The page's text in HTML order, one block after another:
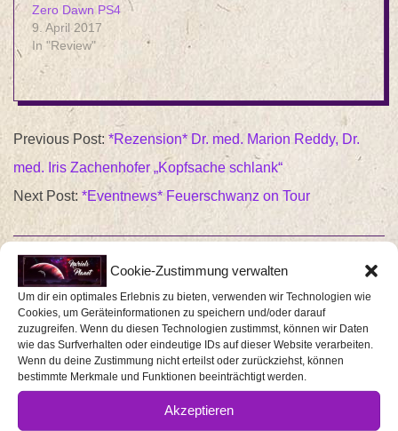
Cookie-Zustimmung verwalten
Um dir ein optimales Erlebnis zu bieten, verwenden wir Technologien wie
Cookies, um Geräteinformationen zu speichern und/oder darauf
zuzugreifen. Wenn du diesen Technologien zustimmst, können wir Daten
wie das Surfverhalten oder eindeutige IDs auf dieser Website verarbeiten.
Wenn du deine Zustimmung nicht erteilst oder zurückziehst, können
bestimmte Merkmale und Funktionen beeinträchtigt werden.
Akzeptieren
Zero Dawn PS4
9. April 2017
In "Review"
10-
14
Previous Post: *Rezension* Dr. med. Marion Reddy, Dr.
med. Iris Zachenhofer „Kopfsache schlank“
Next Post: *Eventnews* Feuerschwanz on Tour
SCHREIBE EINEN KOMMENTAR
Deine E-Mail-Adresse wird nicht veröffentlicht.
Erforderliche Felder sind mit*markiert